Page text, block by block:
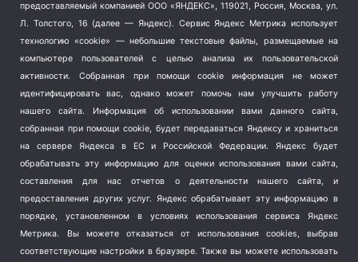
Терроризм (1)
Транспорт (262)
Туризм (178)
Флот (76)
Школа и спорт (2)
Экология (8)
Экономика (1172)
предоставляемый компанией ООО «ЯНДЕКС», 119021, Россия, Москва, ул.
Л. Толстого, 16 (далее — Яндекс). Сервис Яндекс Метрика использует
технологию «cookie» — небольшие текстовые файлы, размещаемые на
компьютере пользователей с целью анализа их пользовательской
активности.
Собранная при помощи cookie информация не может
идентифицировать вас, однако может помочь нам улучшить работу
нашего сайта. Информация об использовании вами данного сайта,
собранная при помощи cookie, будет передаваться Яндексу и храниться
на сервере Яндекса в ЕС и Российской Федерации. Яндекс будет
обрабатывать эту информацию для оценки использования вами сайта,
составления для нас отчетов о деятельности нашего сайта, и
предоставления других услуг. Яндекс обрабатывает эту информацию в
порядке, установленном в условиях использования сервиса Яндекс
Метрика.
Вы можете отказаться от использования cookies, выбрав
соответствующие настройки в браузере. Также вы можете использовать